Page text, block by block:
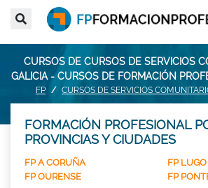
CURSOS DE CURSOS DE SERVICIOS
GALICIA - CURSOS DE FORMACIÓN
FP CURSOS DE SERVICIOS
FORMACIÓN PROFESIONAL
PROVINCIAS Y CIUDADES
FP A CORUÑA
FP LUGO
FP OURENSE
FP